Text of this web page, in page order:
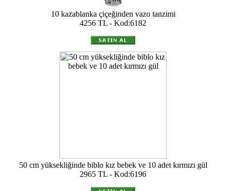
10 kazablanka çiçeğinden vazo tanzimi
4256 TL - Kod:6182
50 cm yüksekliğinde biblo kız bebek ve 10 adet kırmızı gül
2965 TL - Kod:6196